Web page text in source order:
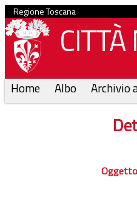
Regione Toscana
Home Albo Archivio